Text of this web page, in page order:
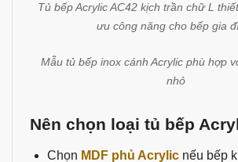
Tủ bếp Acrylic AC42 kịch trần chữ L
ưu công năng cho bếp gia
Mẫu tủ bếp inox cánh Acrylic phù hợp
nhỏ
Nên chọn loại tủ bếp
Chọn MDF phủ Acrylic nếu bếp